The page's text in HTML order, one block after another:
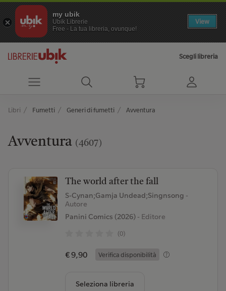
my ubik
Ubik Librerie
Free - La tua libreria, ovunque!
View
Scegli libreria
Libri Fumetti Generi di fumetti Avventura
Avventura (4607)
The world after the fall
S-Cynan;Gamja Undead;Singnsong -
Autore
Panini Comics (2026)- Editore
(0)
€ 9,90 Verifica disponibilità
Seleziona libreria